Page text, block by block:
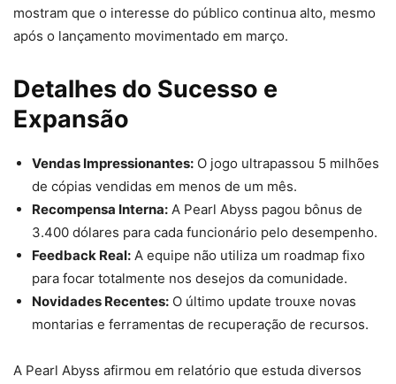
mostram que o interesse do público continua alto, mesmo
após o lançamento movimentado em março.
Detalhes do Sucesso e
Expansão
Vendas Impressionantes: O jogo ultrapassou 5 milhões
de cópias vendidas em menos de um mês.
Recompensa Interna: A Pearl Abyss pagou bônus de
3.400 dólares para cada funcionário pelo desempenho.
Feedback Real: A equipe não utiliza um roadmap fixo
para focar totalmente nos desejos da comunidade.
Novidades Recentes: O último update trouxe novas
montarias e ferramentas de recuperação de recursos.
A Pearl Abyss afirmou em relatório que estuda diversos